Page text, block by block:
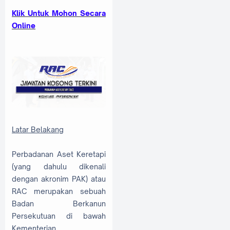
Klik Untuk Mohon Secara
Online
Latar Belakang
Perbadanan Aset Keretapi
(yang dahulu dikenali
dengan akronim PAK) atau
RAC merupakan sebuah
Badan Berkanun
Persekutuan di bawah
Kementerian